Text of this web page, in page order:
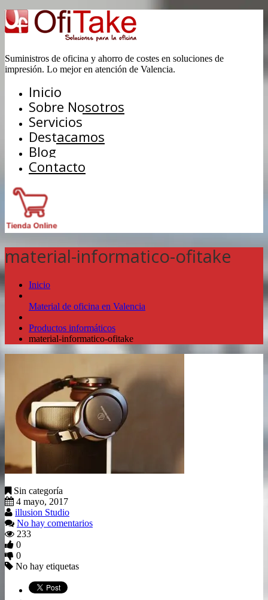
Suministros de oficina y ahorro de costes en soluciones de
impresión. Lo mejor en atención de Valencia.
Inicio
Sobre Nosotros
Servicios
Destacamos
Blog
Contacto
material-informatico-ofitake
Inicio
Material de oficina en Valencia
Productos informáticos
material-informatico-ofitake
Sin categoría
4 mayo, 2017
illusion Studio
No hay comentarios
233
0
0
No hay etiquetas